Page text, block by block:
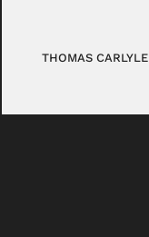
THOMAS CARLYLE